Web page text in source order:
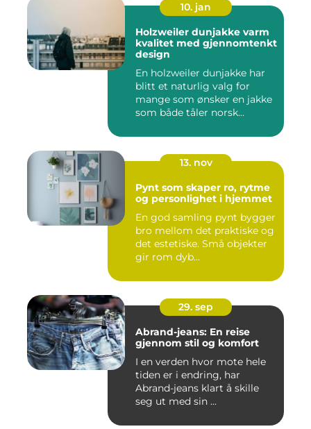
10. jan
Holzweiler dunjakke varm
kvalitet med gjennomtenkt
design
En holzweiler dunjakke har
blitt et naturlig valg for
mange som ønsker en jakke
som både tåler norsk...
13. nov
Pynt som skaper ro, rytme
og personlighet i hjemmet
En god samling pynt bygger
bro mellom det praktiske og
det estetiske. Små objekter
gir rom dyb...
29. sep
Abrand-jeans: En reise
gjennom stil og komfort
I en verden hvor mote hele
tiden er i endring, har
Abrand-jeans klart å skille
seg ut med sin ...